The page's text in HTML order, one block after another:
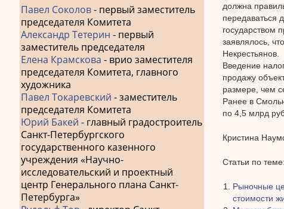
должна
передаваться
государством
заявлялось,
Некрестьянов.
Введение
продажу
размере, чем
Ранее в
по 4,5 млрд
Кристина
Статьи по теме:
Рыночные
стоимости
Павел Соколов- первый заместитель
председателя Комитета
Александр Тетерин - первый
заместитель председателя
Елена Крамскова - врио заместителя
председателя Комитета, главного
художника
Павел Токаревский - заместитель
председателя Комитета
Юрий Бакей - главный градостроитель
Санкт-Петербургского
государственного казенного
учреждения «Научно-
исследовательский и проектный
центр Генерального плана Санкт-
Петербурга»